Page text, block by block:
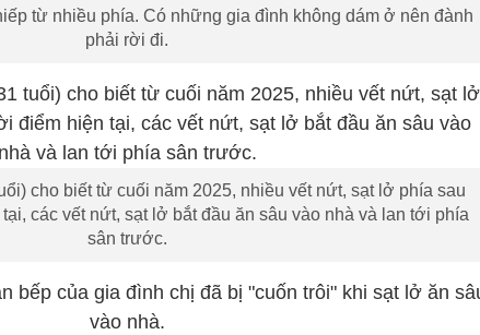
từ nhiều phía. Có những gia đình không dám ở nên đành
phải rời đi.
cho biết từ cuối năm 2025, nhiều vết nứt, sạt lở phía sau
các vết nứt, sạt lở bắt đầu ăn sâu vào nhà và lan tới phía
sân trước.